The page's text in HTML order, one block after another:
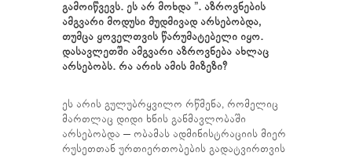
გამოიწვევს. ეს არ მოხდა ”. აზროვნების
ამგვარი მოდუსი მუდმივად არსებობდა,
თუმცა ყოველთვის წარუმატებელი იყო.
დასავლეთში ამგვარი აზროვნება ახლაც
არსებობს. რა არის ამის მიზეზი?
ეს არის გულუბრყვილო რწმენა, რომელიც
მართლაც დიდი ხნის განმავლობაში
არსებობდა – ობამას ადმინისტრაციის მიერ
რუსეთთან ურთიერთობების გადატვირთვის